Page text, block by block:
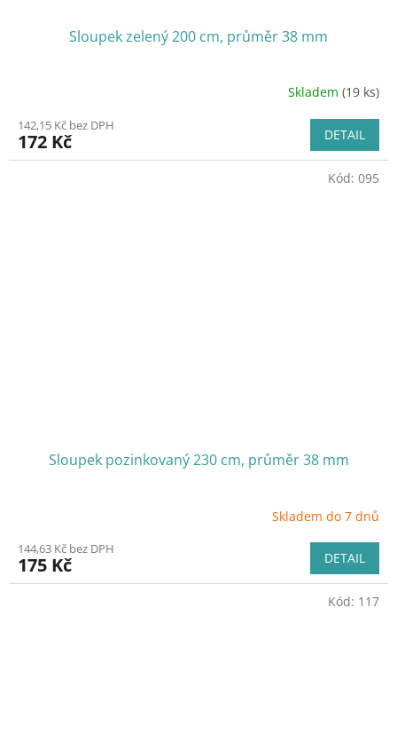
Sloupek zelený 200 cm, průměr 38 mm
Skladem (19 ks)
142,15 Kč bez DPH
172 Kč DETAIL
Sloupek pozinkovaný 230 cm, průměr 38 mm
Skladem do 7 dnů
144,63 Kč bez DPH
175 Kč DETAIL
Kód: 095
Kód: 117